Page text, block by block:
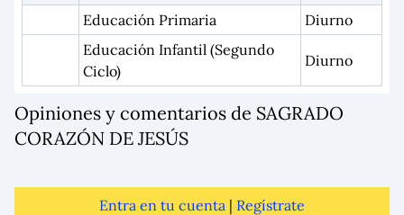
Educación Primaria
Diurno
Educación Infantil (Segundo
Ciclo)
Diurno
Opiniones y comentarios de SAGRADO
CORAZÓN DE JESÚS
Entra en tu cuenta | Regístrate